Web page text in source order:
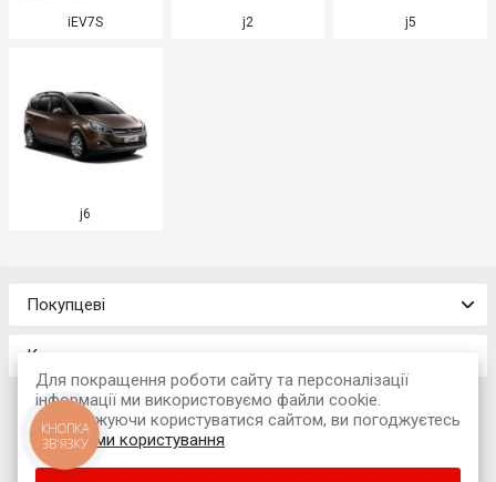
iEV7S j2 j5
j6
Покупцеві
Контакти
© 2026 Інтернет-магазин «Avtokompleks»
Для покращення роботи сайту та персоналізації
інформації ми використовуємо файли cookie.
Продовжуючи користуватися сайтом, ви погоджуєтесь
зумовами користування
КНОПКА
ЗВ'ЯЗКУ